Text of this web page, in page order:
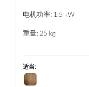
电机功率: 1.5 kW
重量: 25 kg
适当: